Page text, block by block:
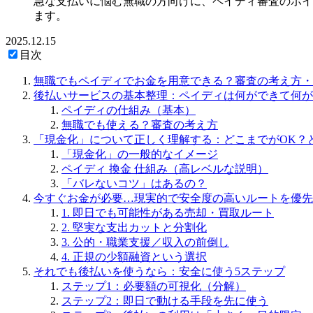
ます。
2025.12.15
目次
無職でもペイディでお金を用意できる？審査の考え方
後払いサービスの基本整理：ペイディは何ができて何
ペイディの仕組み（基本）
無職でも使える？審査の考え方
「現金化」について正しく理解する：どこまでがOK？
「現金化」の一般的なイメージ
ペイディ 換金 仕組み（高レベルな説明）
「バレないコツ」はあるの？
今すぐお金が必要…現実的で安全度の高いルートを優
1. 即日でも可能性がある売却・買取ルート
2. 堅実な支出カットと分割化
3. 公的・職業支援／収入の前倒し
4. 正規の少額融資という選択
それでも後払いを使うなら：安全に使う5ステップ
ステップ1：必要額の可視化（分解）
ステップ2：即日で動ける手段を先に使う